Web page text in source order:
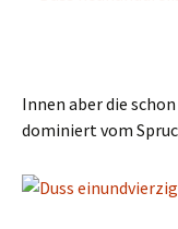
Innen aber die
dominiert vom